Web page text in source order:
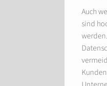
Auch
sind